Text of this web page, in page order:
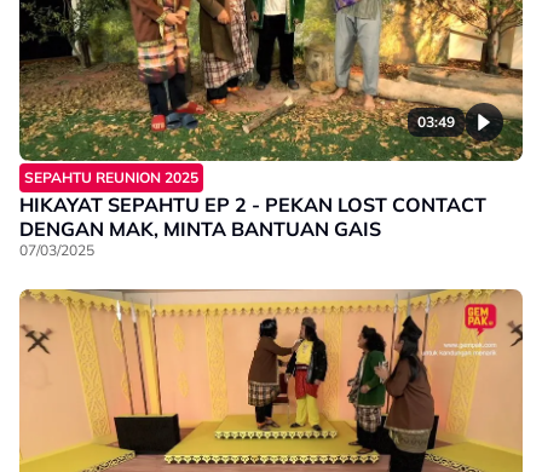
03:49
SEPAHTU REUNION 2025
HIKAYAT SEPAHTU EP 2 - PEKAN LOST CONTACT
DENGAN MAK, MINTA BANTUAN GAIS
07/03/2025